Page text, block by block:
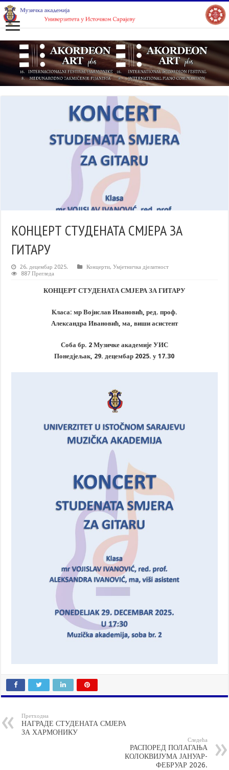
КОНЦЕРТ СТУДЕНАТА СМЈЕРА ЗА
ГИТАРУ
26. децембар 2025. Концерти,Умјетничка дјелатност
887 Прегледа
КОНЦЕРТ СТУДЕНАТА СМЈЕРА ЗА ГИТАРУ
Класа: мр Војислав Ивановић, ред. проф.
Александра Ивановић, ма, виши асистент
Соба бр. 2 Музичке академије УИС
Понедјељак, 29. децембар 2025. у 17.30
Претходна
НАГРАДЕ СТУДЕНАТА СМЈЕРА
ЗА ХАРМОНИКУ
Следећа
РАСПОРЕД ПОЛАГАЊА
КОЛОКВИЈУМА ЈАНУАР-
ФЕБРУАР 2026.